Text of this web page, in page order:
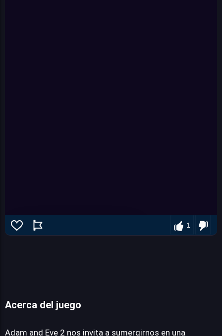
1
Acerca del juego
Adam and Eve 2 nos invita a sumergirnos en una